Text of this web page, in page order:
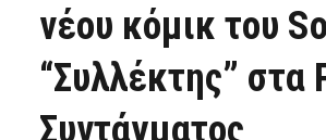
νέου κόμικ του
“Συλλέκτης” στα
Συντάγματος